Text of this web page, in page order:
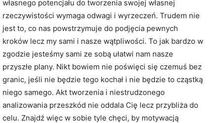
własnego potencjału do tworzenia swojej własnej
rzeczywistości wymaga odwagi i wyrzeczeń. Trudem nie
jest to, co nas powstrzymuje do podjęcia pewnych
kroków lecz my sami i nasze wątpliwości. To jak bardzo w
zgodzie jesteśmy sami ze sobą ułatwi nam nasze
przyszłe plany. Nikt bowiem nie poświęci się czemuś bez
granic, jeśli nie będzie tego kochał i nie będzie to cząstką
niego samego. Akt tworzenia i niestrudzonego
analizowania przeszkód nie oddala Cię lecz przybliża do
celu. Znajdź więc w sobie tyle chęci, by motywacją